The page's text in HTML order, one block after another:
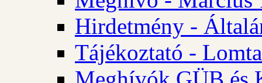
Hirdetmény -
Tájékoztató -